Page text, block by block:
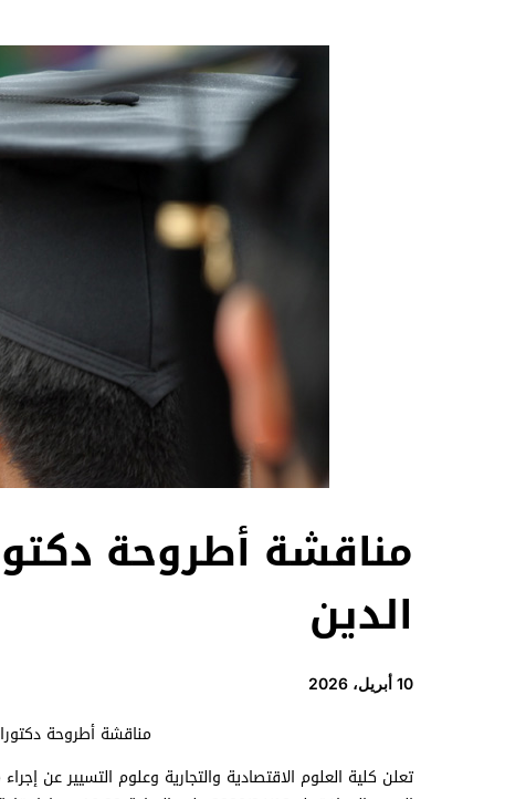
مناقشة أطروحة
الدين
10 أبريل، 2026
مناقشة أطروحة
تعلن كلية العلوم الاقتصادية والتجارية وعلوم التسيير عن